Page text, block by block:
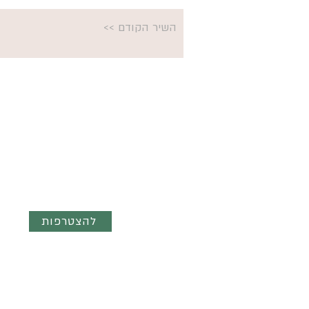
השיר הקודם >>
להצטרפות